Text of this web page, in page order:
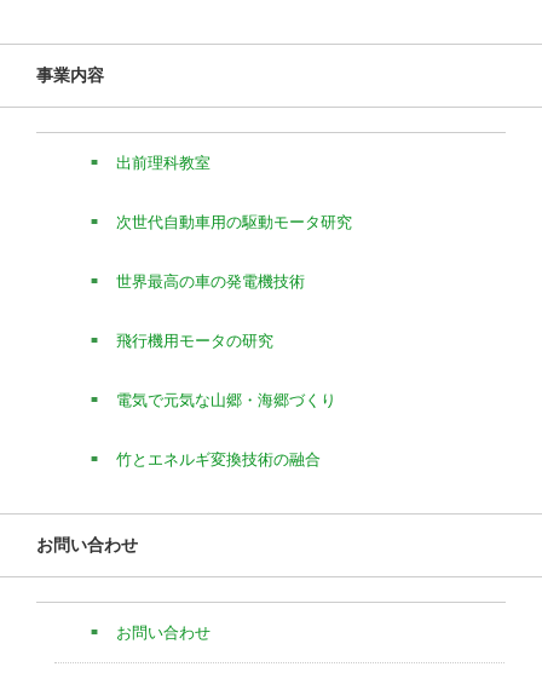
事業内容
出前理科教室
次世代自動車用の駆動モータ研究
世界最高の車の発電機技術
飛行機用モータの研究
電気で元気な山郷・海郷づくり
竹とエネルギ変換技術の融合
お問い合わせ
お問い合わせ